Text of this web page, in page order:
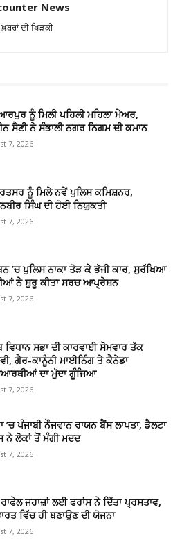
News
ਖ਼ਬਰਾਂ ਦੀ ਖਿੜਕੀ
ਨੂੰ ਮਿਲੀ ਪਹਿਲੀ ਮਹਿਲਾ ਮੇਅਰ,
ਸੈਣੀ ਨੇ ਸੰਭਾਲੀ ਨਗਰ ਨਿਗਮ ਦੀ ਕਮਾਨ
7, 2026
ਨੂੰ ਮਿਲੇ ਨਵੇਂ ਪੁਲਿਸ ਕਮਿਸ਼ਨਰ,
ਸਿੰਘ ਦੀ ਹੋਈ ਨਿਯੁਕਤੀ
7, 2026
’ਚ ਪੁਲਿਸ ਨਾਕਾ ਤੋੜ ਕੇ ਭੱਜੀ ਕਾਰ, ਸੁਰੱਖਿਆ
ਨੇ ਸ਼ੁਰੂ ਕੀਤਾ ਸਰਚ ਆਪ੍ਰੇਸ਼ਨ
7, 2026
ਵਿਧਾਨ ਸਭਾ ਦੀ ਕਾਰਵਾਈ ਸੋਮਵਾਰ ਤੱਕ
ਗੈਰ-ਕਾਨੂੰਨੀ ਮਾਈਨਿੰਗ ਤੇ ਕੈਨੇਡਾ
ਦਾ ਮੁੱਦਾ ਗੂੰਜਿਆ
7, 2026
’ਚ ਪੰਜਾਬੀ ਨੌਜਵਾਨ ਰਾਯਨ ਬੈਂਸ ਲਾਪਤਾ, ਡੈਲਟਾ
ਨੇ ਲੋਕਾਂ ਤੋਂ ਮੰਗੀ ਮਦਦ
7, 2026
ਜਹਾਜ਼ਾਂ ਲਈ ਫਰਾਂਸ ਨੇ ਦਿੱਤਾ ਪ੍ਰਸਤਾਵ,
ਵਿੱਚ ਹੀ ਬਣਾਉਣ ਦੀ ਯੋਜਨਾ
7, 2026